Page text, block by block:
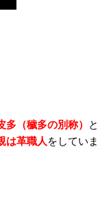
多（穢多の別称）
と
は革職人 をしていま